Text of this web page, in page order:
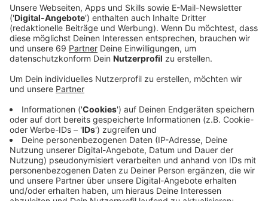
Veröffentlicht:Montag, 06.10.2025 05:49
Anzeige
Während der Orientierungswoche gibt es in der
Ballsporthalle am Horstmarer Landweg wieder das
"Erstis ohne Wohnraum Camp". Die Halle wird für die
ersten Nächte zum gemeinsamen Schlafplatz. Das
Motto ist: Abends mit Schlafsack und Iso-Matte
kommen, morgens nach einem kostenlosen Frühstück
aber wieder gehen. Nach wie vor haben es Studierende
in Münster sehr schwer, ein Zimmer zu finden. Die Uni